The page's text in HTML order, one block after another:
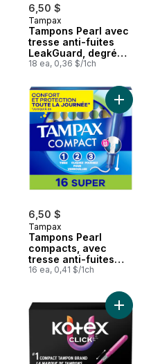
6,50 $
Tampax
Tampons Pearl avec
tresse anti-fuites
LeakGuard, degré
d’absorption ultra,
18 ea, 0,36 $/1ch
6,50 $
Tampax
Tampons Pearl
compacts, avec
tresse anti-fuites
LeakGuard et
extensible, super, 16
tampons
16 ea, 0,41 $/1ch